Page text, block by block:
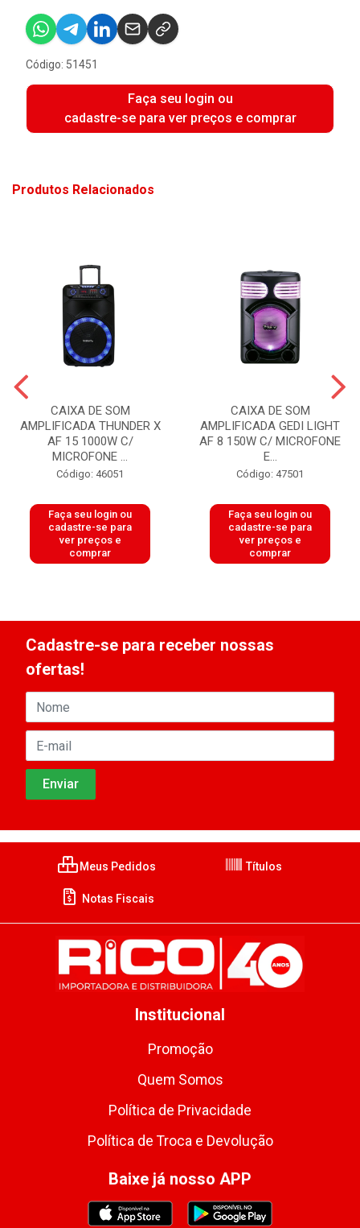
Código: 51451
Faça seu login ou
cadastre-se para ver preços e comprar
Produtos Relacionados
CAIXA DE SOM
AMPLIFICADA THUNDER X
AF 15 1000W C/
MICROFONE ...
Código: 46051
Faça seu login ou
cadastre-se para
ver preços e
comprar
CAIXA DE SOM
AMPLIFICADA GEDI LIGHT
AF 8 150W C/ MICROFONE
E...
Código: 47501
Faça seu login ou
cadastre-se para
ver preços e
comprar
Cadastre-se para receber nossas
ofertas!
Meus Pedidos Títulos
Notas Fiscais
Institucional
Promoção
Quem Somos
Política de Privacidade
Política de Troca e Devolução
Baixe já nosso APP